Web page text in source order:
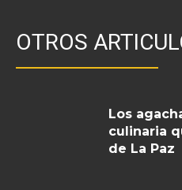
OTROS
Los
culinaria
de La Paz